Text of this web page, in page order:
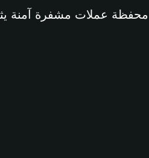
عملات مشفرة آمنة يثق بها 40